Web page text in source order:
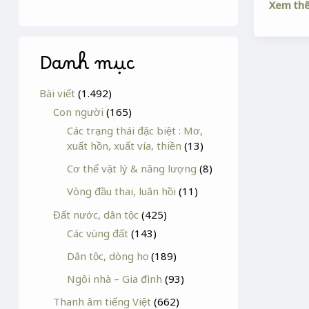
Danh mục
Bài viết (1.492)
Con người (165)
Các trạng thái đặc biệt : Mơ,
xuất hồn, xuất vía, thiền (13)
Cơ thể vật lý & năng lượng (8)
Vòng đầu thai, luân hồi (11)
Đất nước, dân tộc (425)
Các vùng đất (143)
Dân tộc, dòng họ (189)
Ngôi nhà – Gia đình (93)
Thanh âm tiếng Việt (662)
Xem